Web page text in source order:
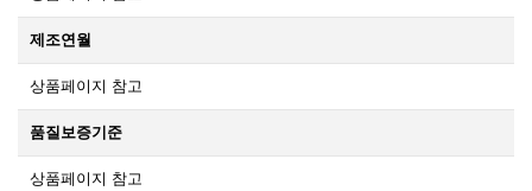
제조연월
상품페이지 참고
품질보증기준
상품페이지 참고